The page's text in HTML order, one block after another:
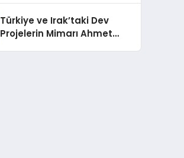
Türkiye ve Irak’taki Dev
Projelerin Mimarı Ahmet